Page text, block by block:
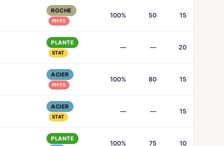
ROCHE
PHYS
100% 50 15
PLANTE
STAT
— — 20
ACIER
PHYS
100% 80 15
ACIER
STAT
— — 15
PLANTE
100% 75 10